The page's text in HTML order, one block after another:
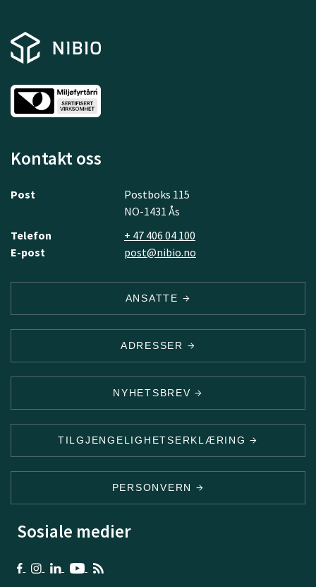
Kontakt oss
Post
Postboks 115
NO-1431 Ås
Telefon
+ 47 406 04 100
E-post
post@nibio.no
ANSATTE
ADRESSER
NYHETSBREV
TILGJENGELIGHETSERKLÆRING
PERSONVERN
Sosiale medier